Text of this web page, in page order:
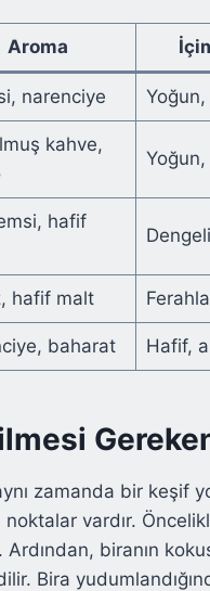
Aroma
narenciye Yoğun,
kahve,
Yoğun,
hafif
hafif malt
baharat Hafif,
zamanda bir keşif
vardır.
biranın
Bira